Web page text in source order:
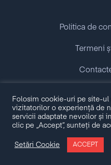
Copyright © 2009 -
All rights
Politica de
Termeni
Folosim cookie-uri pe site-
vizitatorilor o experiență de
servicii adaptate nevoilor și
clic pe „Accept”, sunteți de
Setări Cookie ACCEPT